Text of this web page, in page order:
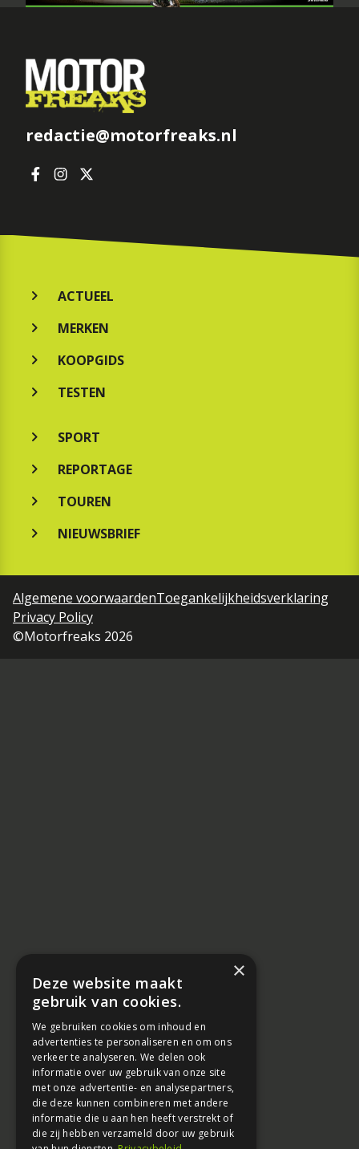
redactie@motorfreaks.nl
ACTUEEL
MERKEN
KOOPGIDS
TESTEN
SPORT
REPORTAGE
TOUREN
NIEUWSBRIEF
Algemene voorwaardenToegankelijkheidsverklaring
Privacy Policy
©Motorfreaks 2026
×
Deze website maakt
gebruik van cookies.
We gebruiken cookies om inhoud en
advertenties te personaliseren en om ons
verkeer te analyseren. We delen ook
informatie over uw gebruik van onze site
met onze advertentie- en analysepartners,
die deze kunnen combineren met andere
informatie die u aan hen heeft verstrekt of
die zij hebben verzameld door uw gebruik